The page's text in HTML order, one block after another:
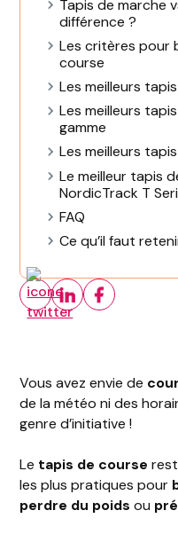
Tapis de marche
différence ?
Les critères pour
course
Les meilleurs
Les meilleurs
gamme
Les meilleurs
Le meilleur tapis
NordicTrack T
FAQ
Ce qu’il faut
Vous avez envie de
de la météo ni des
genre d’initiative !
Le tapis de course
les plus pratiques pour
perdre du poids ou